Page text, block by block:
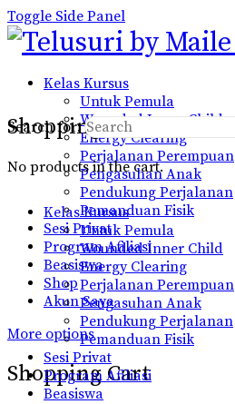
Toggle Side Panel
Kelas Kursus
Untuk Pemula
Wounded Inner Child
Energy Clearing
Perjalanan Perempuan
Pengasuhan Anak
Pendukung Perjalanan
Pemanduan Fisik
Sesi Privat
Program Afiliasi
Beasiswa
Shop
Akun Saya
More options
Shopping Cart
Shopping Cart
No products in the cart.
Search for:
Kelas Kursus
Untuk Pemula
Wounded Inner Child
Energy Clearing
Perjalanan Perempuan
Pengasuhan Anak
Pendukung Perjalanan
Pemanduan Fisik
Sesi Privat
Program Afiliasi
Beasiswa